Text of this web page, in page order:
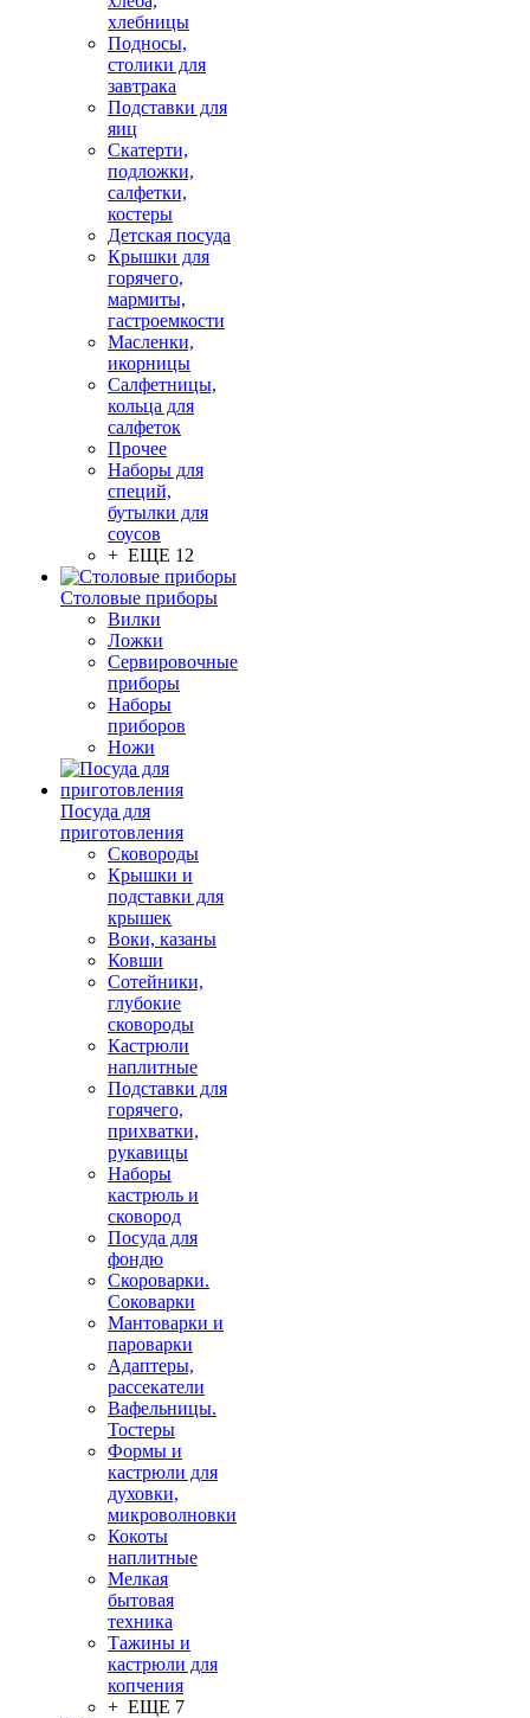
хлебницы
Подносы,
столики для
завтрака
Подставки для
яиц
Скатерти,
подложки,
салфетки,
костеры
Детская посуда
Крышки для
горячего,
мармиты,
гастроемкости
Масленки,
икорницы
Салфетницы,
кольца для
салфеток
Прочее
Наборы для
специй,
бутылки для
соусов
+ ЕЩЕ 12
Столовые приборы
Вилки
Ложки
Сервировочные
приборы
Наборы
приборов
Ножи
Посуда для
приготовления
Сковороды
Крышки и
подставки для
крышек
Воки, казаны
Ковши
Сотейники,
глубокие
сковороды
Кастрюли
наплитные
Подставки для
горячего,
прихватки,
рукавицы
Наборы
кастрюль и
сковород
Посуда для
фондю
Скороварки.
Соковарки
Мантоварки и
пароварки
Адаптеры,
рассекатели
Вафельницы.
Тостеры
Формы и
кастрюли для
духовки,
микроволновки
Кокоты
наплитные
Мелкая
бытовая
техника
Тажины и
кастрюли для
копчения
+ ЕЩЕ 7